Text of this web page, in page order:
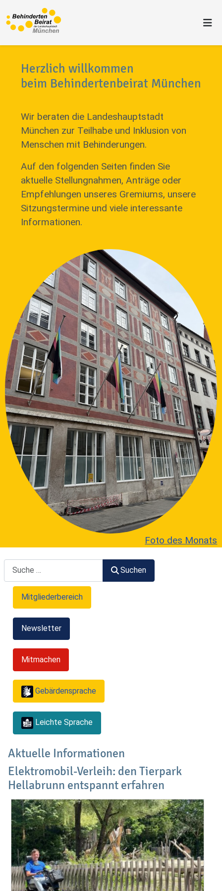
Herzlich willkommen
beim Behindertenbeirat München
Wir beraten die Landeshauptstadt
München zur Teilhabe und Inklusion von
Menschen mit Behinderungen.
Auf den folgenden Seiten finden Sie
aktuelle Stellungnahmen, Anträge oder
Empfehlungen unseres Gremiums, unsere
Sitzungstermine und viele interessante
Informationen.
Foto des Monats
Suchen
Suchen
Mitgliederbereich
Newsletter
Mitmachen
Gebärdensprache
Leichte Sprache
Aktuelle Informationen
Elektromobil-Verleih: den Tierpark
Hellabrunn entspannt erfahren